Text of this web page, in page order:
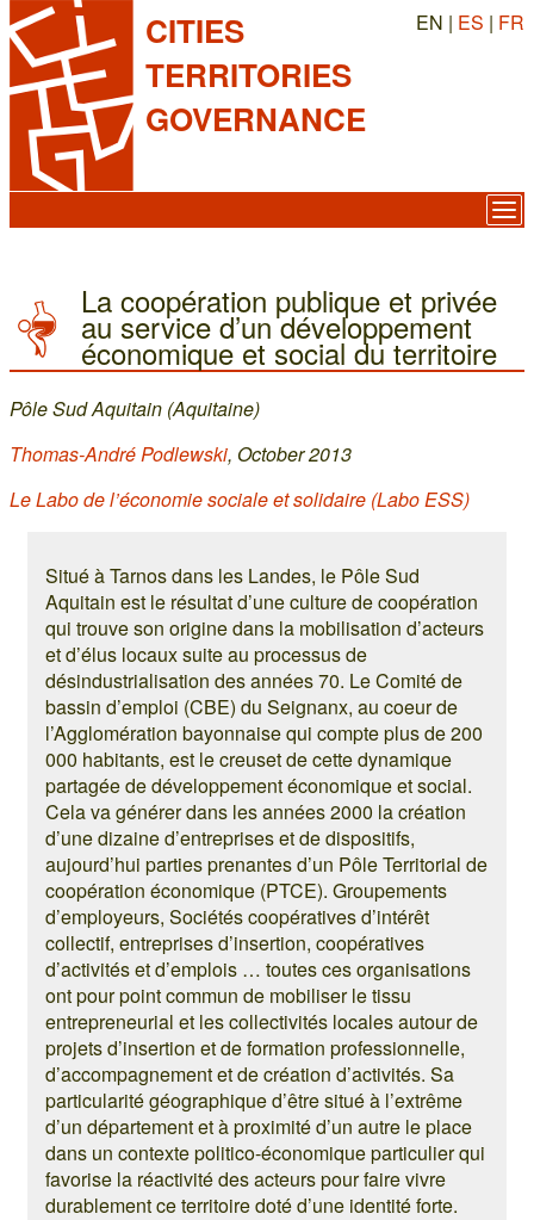
CITIES
TERRITORIES
GOVERNANCE
EN | ES | FR
La coopération publique et privée
au service d’un développement
économique et social du territoire
Pôle Sud Aquitain (Aquitaine)
Thomas-André Podlewski, October 2013
Le Labo de l’économie sociale et solidaire (Labo ESS)
Situé à Tarnos dans les Landes, le Pôle Sud
Aquitain est le résultat d’une culture de coopération
qui trouve son origine dans la mobilisation d’acteurs
et d’élus locaux suite au processus de
désindustrialisation des années 70. Le Comité de
bassin d’emploi (CBE) du Seignanx, au coeur de
l’Agglomération bayonnaise qui compte plus de 200
000 habitants, est le creuset de cette dynamique
partagée de développement économique et social.
Cela va générer dans les années 2000 la création
d’une dizaine d’entreprises et de dispositifs,
aujourd’hui parties prenantes d’un Pôle Territorial de
coopération économique (PTCE). Groupements
d’employeurs, Sociétés coopératives d’intérêt
collectif, entreprises d’insertion, coopératives
d’activités et d’emplois … toutes ces organisations
ont pour point commun de mobiliser le tissu
entrepreneurial et les collectivités locales autour de
projets d’insertion et de formation professionnelle,
d’accompagnement et de création d’activités. Sa
particularité géographique d’être situé à l’extrême
d’un département et à proximité d’un autre le place
dans un contexte politico-économique particulier qui
favorise la réactivité des acteurs pour faire vivre
durablement ce territoire doté d’une identité forte.